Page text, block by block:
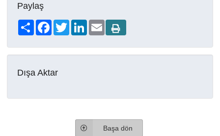
Paylaş
Share FacebookTwitterLinkedIn
Email
Dışa Aktar
Başa dön